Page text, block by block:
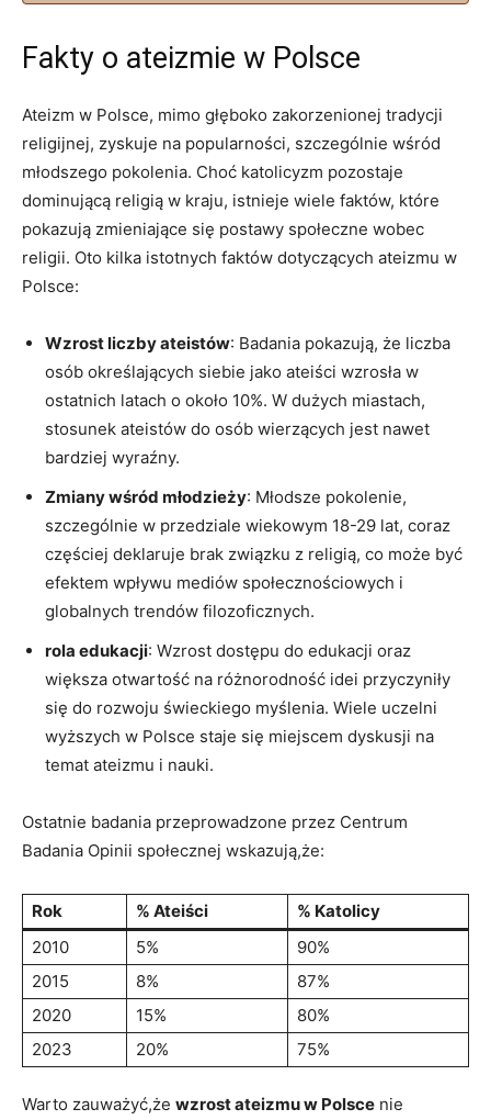
Fakty o ateizmie w Polsce
Ateizm w Polsce, mimo głęboko zakorzenionej tradycji
religijnej, zyskuje na popularności,⁣ szczególnie ⁤wśród
młodszego pokolenia.⁣ Choć katolicyzm pozostaje
dominującą religią w kraju, istnieje ⁢wiele faktów,​ które
pokazują zmieniające się postawy⁢ społeczne wobec
religii. Oto kilka istotnych faktów dotyczących ateizmu w
Polsce:
Wzrost⁤ liczby ateistów: Badania pokazują, że liczba
osób określających siebie jako ateiści wzrosła w
ostatnich latach o około 10%. W dużych⁤ miastach,
stosunek ateistów do ​osób wierzących jest nawet
bardziej ⁣wyraźny.
Zmiany wśród młodzieży: Młodsze pokolenie,
szczególnie w przedziale wiekowym 18-29⁣ lat, coraz
częściej deklaruje brak związku z religią, co może być
efektem wpływu mediów społecznościowych i
globalnych⁣ trendów filozoficznych.
rola edukacji: Wzrost dostępu‌ do edukacji oraz
większa otwartość‌ na różnorodność idei przyczyniły
się ‌do rozwoju świeckiego myślenia. ⁣Wiele uczelni
wyższych w Polsce staje się⁤ miejscem ⁣dyskusji na
temat ateizmu i nauki.
Ostatnie⁤ badania przeprowadzone przez‍ Centrum
Badania Opinii społecznej wskazują,że:
Rok % Ateiści
% Katolicy
2010
5%
90%
2015
8%
87%
2020
15%
80%
2023
20% 75%
Warto zauważyć,że wzrost ateizmu w Polsce ‍nie